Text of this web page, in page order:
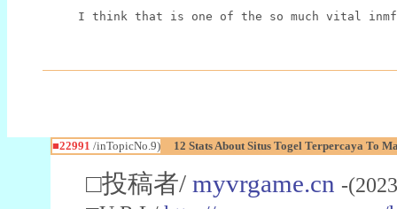
I think that is one of the so much vital
■22991 /inTopicNo.9) 12 Stats About Situs Togel Terpercaya To
□投稿者/ myvrgame.cn -